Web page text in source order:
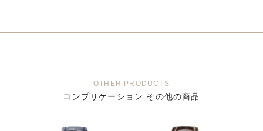
OTHER PRODUCTS
コンプリケーション その他の商品